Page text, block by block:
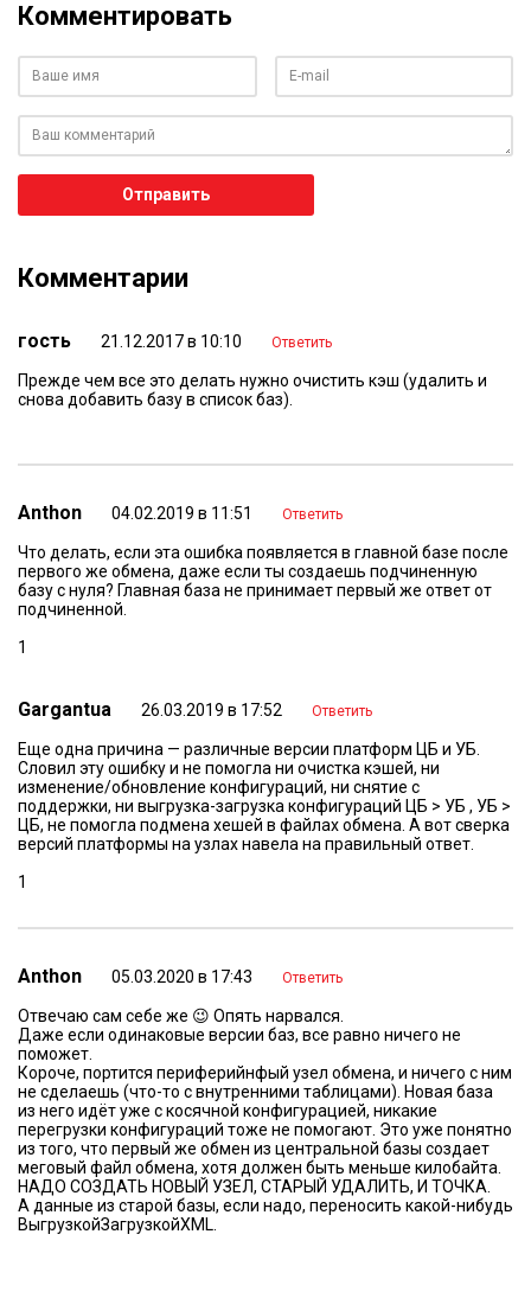
Комментировать
Ваше имя Ваш e-mail
Ваш комментарий
Отправить
Комментарии
гость 21.12.2017 в 10:10 Ответить
Прежде чем все это делать нужно очистить кэш (удалить и
снова добавить базу в список баз).
Anthon 04.02.2019 в 11:51 Ответить
Что делать, если эта ошибка появляется в главной базе после
первого же обмена, даже если ты создаешь подчиненную
базу с нуля? Главная база не принимает первый же ответ от
подчиненной.
1
Gargantua 26.03.2019 в 17:52 Ответить
Еще одна причина — различные версии платформ ЦБ и УБ.
Словил эту ошибку и не помогла ни очистка кэшей, ни
изменение/обновление конфигураций, ни снятие с
поддержки, ни выгрузка-загрузка конфигураций ЦБ > УБ , УБ >
ЦБ, не помогла подмена хешей в файлах обмена. А вот сверка
версий платформы на узлах навела на правильный ответ.
1
Anthon 05.03.2020 в 17:43 Ответить
Отвечаю сам себе же 😉 Опять нарвался.
Даже если одинаковые версии баз, все равно ничего не
поможет.
Короче, портится периферийнфый узел обмена, и ничего с ним
не сделаешь (что-то с внутренними таблицами). Новая база
из него идёт уже с косячной конфигурацией, никакие
перегрузки конфигураций тоже не помогают. Это уже понятно
из того, что первый же обмен из центральной базы создает
меговый файл обмена, хотя должен быть меньше килобайта.
НАДО СОЗДАТЬ НОВЫЙ УЗЕЛ, СТАРЫЙ УДАЛИТЬ, И ТОЧКА.
А данные из старой базы, если надо, переносить какой-нибудь
ВыгрузкойЗагрузкойXML.